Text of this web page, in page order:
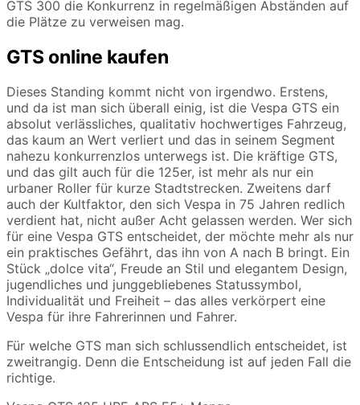
GTS 300 die Konkurrenz in regelmäßigen Abständen auf
die Plätze zu verweisen mag.
GTS online kaufen
Dieses Standing kommt nicht von irgendwo. Erstens,
und da ist man sich überall einig, ist die Vespa GTS ein
absolut verlässliches, qualitativ hochwertiges Fahrzeug,
das kaum an Wert verliert und das in seinem Segment
nahezu konkurrenzlos unterwegs ist. Die kräftige GTS,
und das gilt auch für die 125er, ist mehr als nur ein
urbaner Roller für kurze Stadtstrecken. Zweitens darf
auch der Kultfaktor, den sich Vespa in 75 Jahren redlich
verdient hat, nicht außer Acht gelassen werden. Wer sich
für eine Vespa GTS entscheidet, der möchte mehr als nur
ein praktisches Gefährt, das ihn von A nach B bringt. Ein
Stück „dolce vita“, Freude an Stil und elegantem Design,
jugendliches und junggebliebenes Statussymbol,
Individualität und Freiheit – das alles verkörpert eine
Vespa für ihre Fahrerinnen und Fahrer.
Für welche GTS man sich schlussendlich entscheidet, ist
zweitrangig. Denn die Entscheidung ist auf jeden Fall die
richtige.